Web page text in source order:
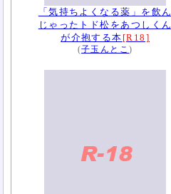
「気持ちよくなる薬」を飲ん
じゃったトド松をあつしくん
が介抱する本 [R18]
(子玉んとこ )